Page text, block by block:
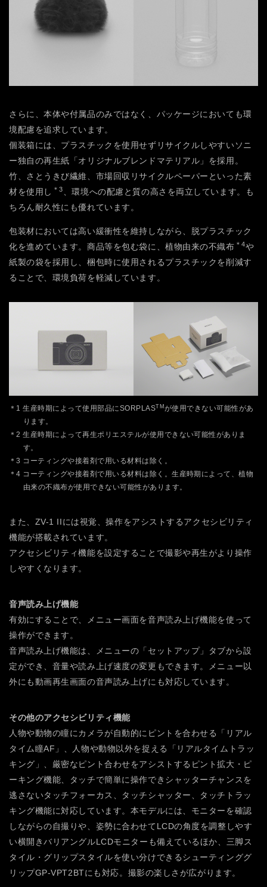
さらに、本体や付属品のみではなく、パッケージにおいても環
境配慮を追求しています。
個装箱には、プラスチックを使用せずリサイクルしやすいソニ
ー独自の再生紙「オリジナルブレンドマテリアル」を採用。
竹、さとうきび繊維、市場回収リサイクルペーパーといった素
材を使用し ＊3
、環境への配慮と質の高さを両立しています。も
ちろん耐久性にも優れています。
包装材においては高い緩衝性を維持しながら、脱プラスチック
化を進めています。商品等を包む袋に、植物由来の不織布 ＊4や
紙製の袋を採用し、梱包時に使用されるプラスチックを削減す
ることで、環境負荷を軽減しています。
＊1 生産時期によって使用部品にSORPLASTM が使用できない可能性があ
ります。
＊2 生産時期によって再生ポリエステルが使用できない可能性がありま
す。
＊3 コーティングや接着剤で用いる材料は除く。
＊4 コーティングや接着剤で用いる材料は除く。生産時期によって、植物
由来の不織布が使用できない可能性があります。
また、ZV-1 IIには視覚、操作をアシストするアクセシビリティ
機能が搭載されています。
アクセシビリティ機能を設定することで撮影や再生がより操作
しやすくなります。
音声読み上げ機能
有効にすることで、メニュー画面を音声読み上げ機能を使って
操作ができます。
音声読み上げ機能は、メニューの「セットアップ」タブから設
定ができ、音量や読み上げ速度の変更もできます。メニュー以
外にも動画再生画面の音声読み上げにも対応しています。
その他のアクセシビリティ機能
人物や動物の瞳にカメラが自動的にピントを合わせる「リアル
タイム瞳AF」、人物や動物以外を捉える「リアルタイムトラッ
キング」、厳密なピント合わせをアシストするピント拡大・ピ
ーキング機能、タッチで簡単に操作できシャッターチャンスを
逃さないタッチフォーカス、タッチシャッター、タッチトラッ
キング機能に対応しています。本モデルには、モニターを確認
しながらの自撮りや、姿勢に合わせてLCDの角度を調整しやす
い横開きバリアングルLCDモニターも備えているほか、三脚ス
タイル・グリップスタイルを使い分けできるシューティンググ
リップGP-VPT2BTにも対応。撮影の楽しさが広がります。